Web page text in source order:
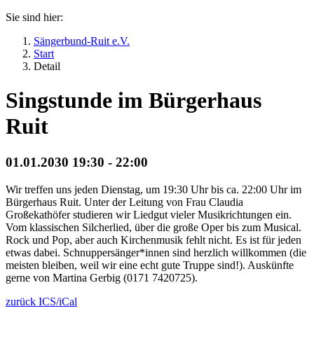
Sie sind hier:
Sängerbund-Ruit e.V.
Start
Detail
Singstunde im Bürgerhaus
Ruit
01.01.2030 19:30 - 22:00
Wir treffen uns jeden Dienstag, um 19:30 Uhr bis ca. 22:00 Uhr im
Bürgerhaus Ruit. Unter der Leitung von Frau Claudia
Großekathöfer studieren wir Liedgut vieler Musikrichtungen ein.
Vom klassischen Silcherlied, über die große Oper bis zum Musical.
Rock und Pop, aber auch Kirchenmusik fehlt nicht. Es ist für jeden
etwas dabei. Schnuppersänger*innen sind herzlich willkommen (die
meisten bleiben, weil wir eine echt gute Truppe sind!). Auskünfte
gerne von Martina Gerbig (0171 7420725).
zurück ICS/iCal